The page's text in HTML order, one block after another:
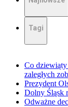
Tagi
Co dziewiąty
zaległych
Prezydent
Dolny Śląsk
Odważne